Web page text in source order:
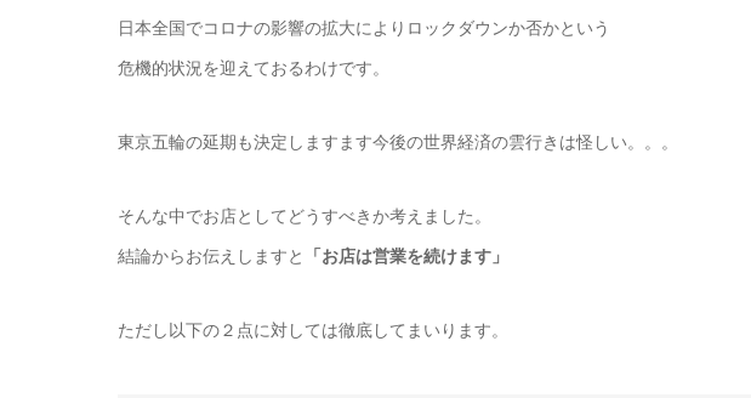
日本全国でコロナの影響の拡大によりロックダウンか否かという
危機的状況を迎えておるわけです。
東京五輪の延期も決定しますます今後の世界経済の雲行きは怪しい。。。
そんな中でお店としてどうすべきか考えました。
結論からお伝えしますと 「お店は営業を続けます」
ただし以下の２点に対しては徹底してまいります。